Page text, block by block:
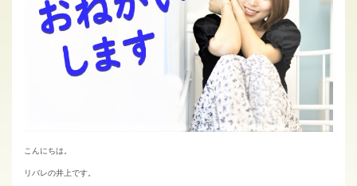
こんにちは。
リバレの井上です。